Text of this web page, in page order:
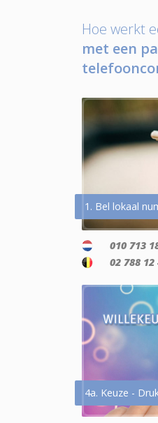
Hoe werkt
met een
1. Bel lokaal
010 713
02 788 12
4a. Keuze -